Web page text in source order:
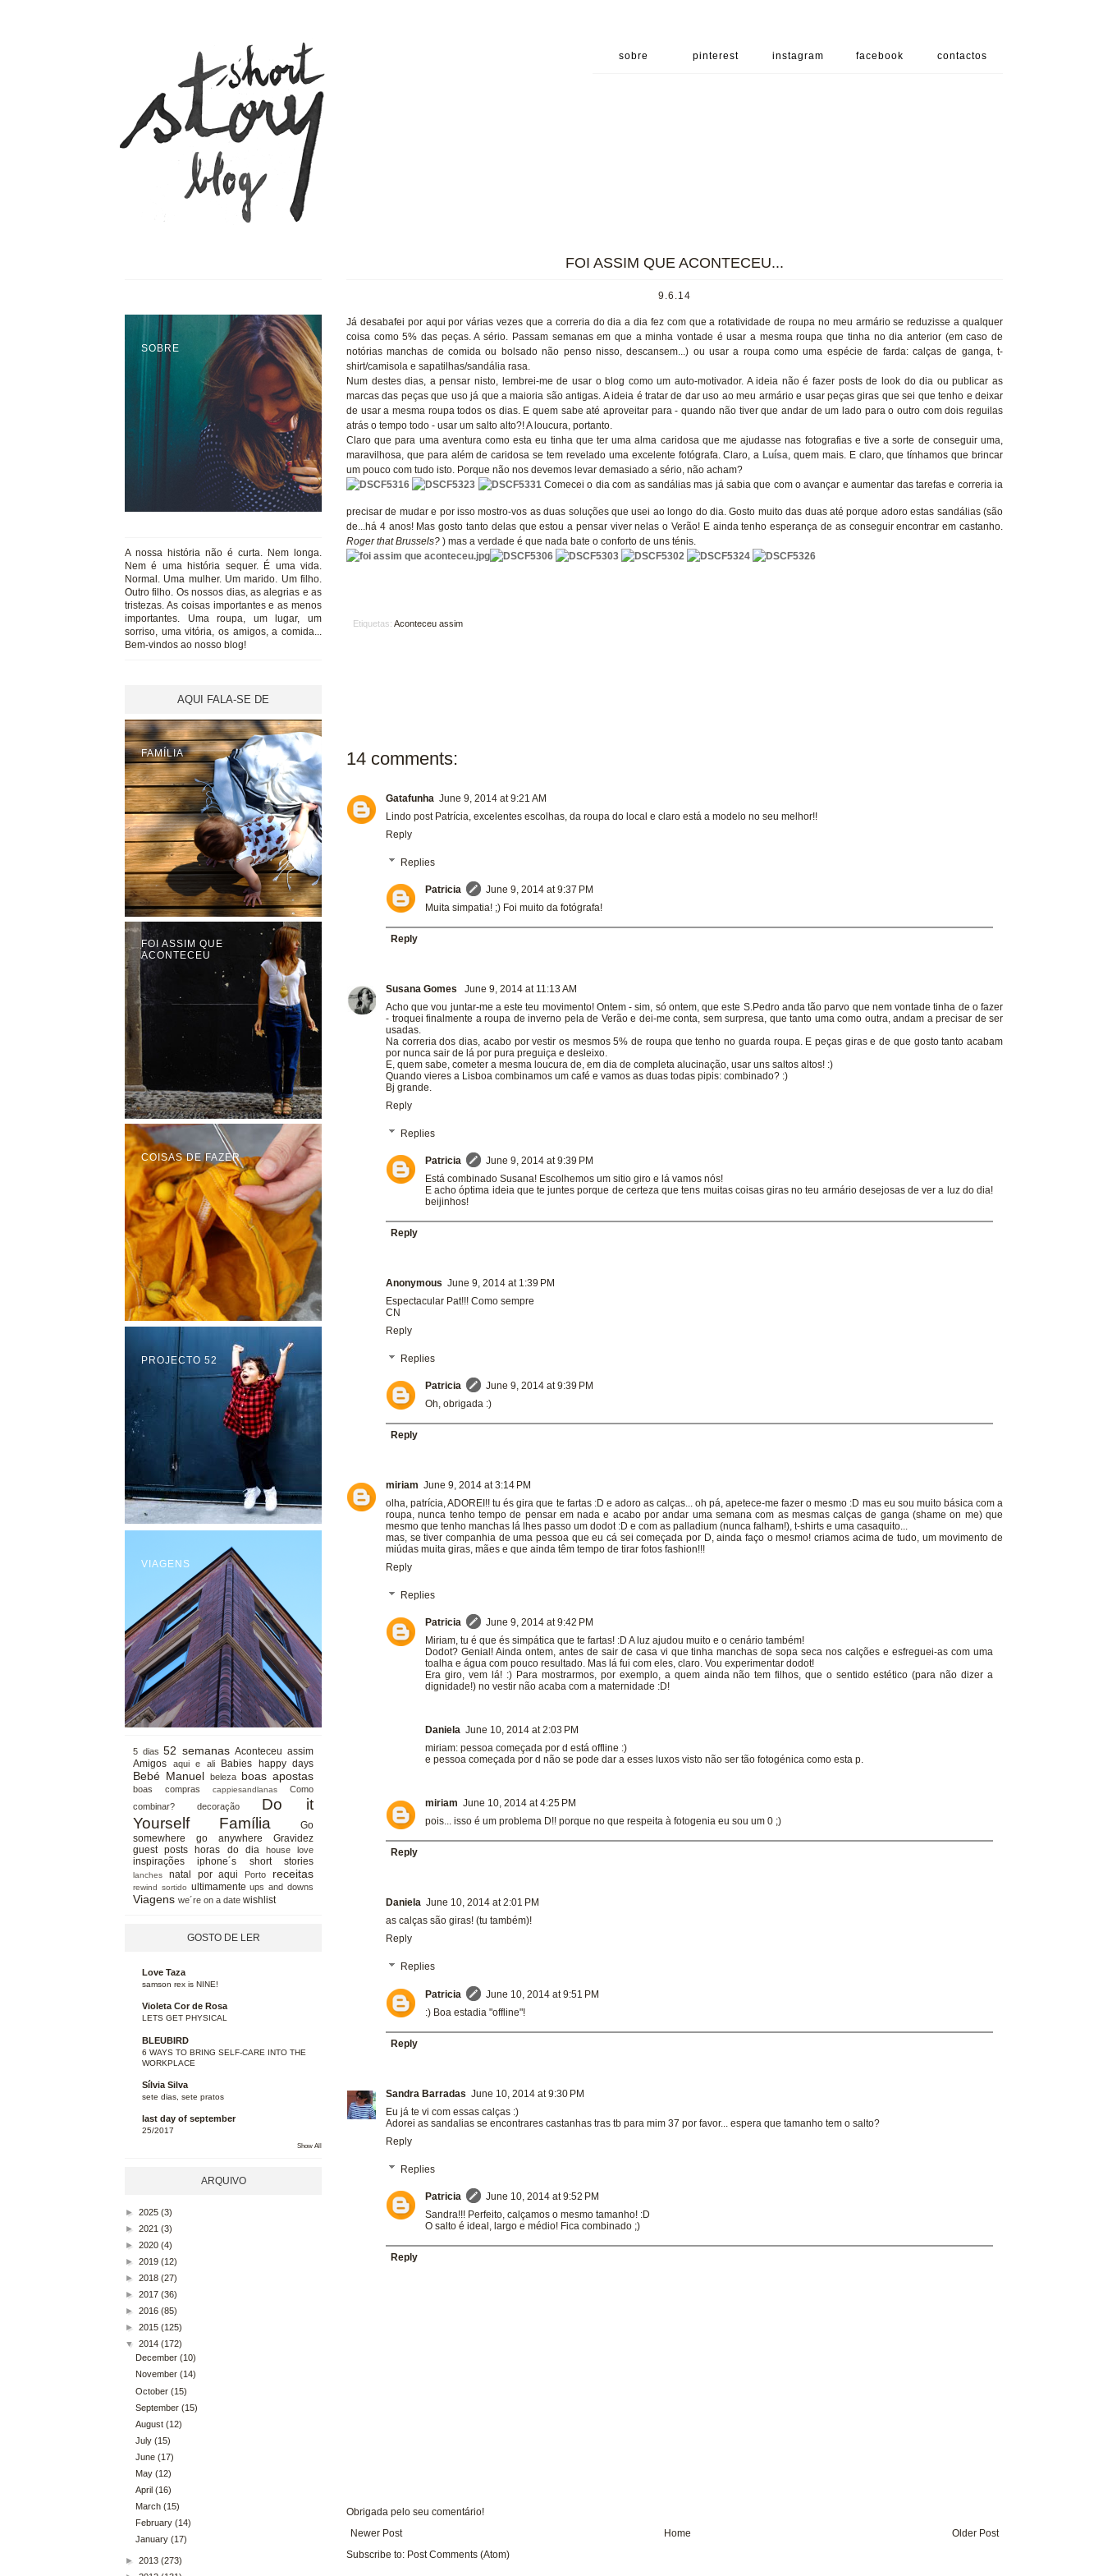
contactos
facebook
instagram
pinterest
sobre
FOI ASSIM QUE ACONTECEU...
9.6.14
Já desabafei por aqui por várias vezes que a correria do dia a dia fez com que a rotatividade de roupa no meu armário se reduzisse a qualquer
coisa como 5% das peças. A sério. Passam semanas em que a minha vontade é usar a mesma roupa que tinha no dia anterior (em caso de
notórias manchas de comida ou bolsado não penso nisso, descansem...) ou usar a roupa como uma espécie de farda: calças de ganga, t-
shirt/camisola e sapatilhas/sandália rasa.
Num destes dias, a pensar nisto, lembrei-me de usar o blog como um auto-motivador. A ideia não é fazer posts de look do dia ou publicar as
marcas das peças que uso já que a maioria são antigas. A ideia é tratar de dar uso ao meu armário e usar peças giras que sei que tenho e deixar
de usar a mesma roupa todos os dias. E quem sabe até aproveitar para - quando não tiver que andar de um lado para o outro com dois reguilas
atrás o tempo todo - usar um salto alto?! A loucura, portanto.
Claro que para uma aventura como esta eu tinha que ter uma alma caridosa que me ajudasse nas fotografias e tive a sorte de conseguir uma,
maravilhosa, que para além de caridosa se tem revelado uma excelente fotógrafa. Claro, aLuísa , quem mais. E claro, que tínhamos que brincar
um pouco com tudo isto. Porque não nos devemos levar demasiado a sério, não acham?
Comecei o dia com as sandálias mas já sabia que com o avançar e aumentar das tarefas e correria ia
precisar de mudar e por isso mostro-vos as duas soluções que usei ao longo do dia. Gosto muito das duas até porque adoro estas sandálias (são
de...há 4 anos! Mas gosto tanto delas que estou a pensar viver nelas o Verão! E ainda tenho esperança de as conseguir encontrar em castanho.
Roger that Brussels? ) mas a verdade é que nada bate o conforto de uns ténis.
Etiquetas: Aconteceu assim
14 comments:
Gatafunha June 9, 2014 at 9:21 AM
Lindo post Patrícia, excelentes escolhas, da roupa do local e claro está a modelo no seu melhor!!
Reply
Replies
Patricia
June 9, 2014 at 9:37 PM
Muita simpatia! ;) Foi muito da fotógrafa!
Reply
Susana Gomes
June 9, 2014 at 11:13 AM
Acho que vou juntar-me a este teu movimento! Ontem - sim, só ontem, que este S.Pedro anda tão parvo que nem vontade tinha de o fazer
- troquei finalmente a roupa de inverno pela de Verão e dei-me conta, sem surpresa, que tanto uma como outra, andam a precisar de ser
usadas.
Na correria dos dias, acabo por vestir os mesmos 5% de roupa que tenho no guarda roupa. E peças giras e de que gosto tanto acabam
por nunca sair de lá por pura preguiça e desleixo.
E, quem sabe, cometer a mesma loucura de, em dia de completa alucinação, usar uns saltos altos! :)
Quando vieres a Lisboa combinamos um café e vamos as duas todas pipis: combinado? :)
Bj grande.
Reply
Replies
Patricia
June 9, 2014 at 9:39 PM
Está combinado Susana! Escolhemos um sitio giro e lá vamos nós!
E acho óptima ideia que te juntes porque de certeza que tens muitas coisas giras no teu armário desejosas de ver a luz do dia!
beijinhos!
Reply
Anonymous June 9, 2014 at 1:39 PM
Espectacular Pat!!! Como sempre
CN
Reply
Replies
Patricia
June 9, 2014 at 9:39 PM
Oh, obrigada :)
Reply
miriam June 9, 2014 at 3:14 PM
olha, patrícia, ADOREI!! tu és gira que te fartas :D e adoro as calças... oh pá, apetece-me fazer o mesmo :D mas eu sou muito básica com a
roupa, nunca tenho tempo de pensar em nada e acabo por andar uma semana com as mesmas calças de ganga (shame on me) que
mesmo que tenho manchas lá lhes passo um dodot :D e com as palladium (nunca falham!), t-shirts e uma casaquito...
mas, se tiver companhia de uma pessoa que eu cá sei começada por D, ainda faço o mesmo! criamos acima de tudo, um movimento de
miúdas muita giras, mães e que ainda têm tempo de tirar fotos fashion!!!
Reply
Replies
Patricia
June 9, 2014 at 9:42 PM
Miriam, tu é que és simpática que te fartas! :D A luz ajudou muito e o cenário também!
Dodot? Genial! Ainda ontem, antes de sair de casa vi que tinha manchas de sopa seca nos calções e esfreguei-as com uma
toalha e água com pouco resultado. Mas lá fui com eles, claro. Vou experimentar dodot!
Era giro, vem lá! :) Para mostrarmos, por exemplo, a quem ainda não tem filhos, que o sentido estético (para não dizer a
dignidade!) no vestir não acaba com a maternidade :D!
Daniela June 10, 2014 at 2:03 PM
miriam: pessoa começada por d está offline :)
e pessoa começada por d não se pode dar a esses luxos visto não ser tão fotogénica como esta p.
miriam June 10, 2014 at 4:25 PM
pois... isso é um problema D!! porque no que respeita à fotogenia eu sou um 0 ;)
Reply
Daniela June 10, 2014 at 2:01 PM
as calças são giras! (tu também)!
Reply
Replies
Patricia
June 10, 2014 at 9:51 PM
:) Boa estadia "offline"!
Reply
Sandra Barradas June 10, 2014 at 9:30 PM
Eu já te vi com essas calças :)
Adorei as sandalias se encontrares castanhas tras tb para mim 37 por favor... espera que tamanho tem o salto?
Reply
Replies
Patricia
June 10, 2014 at 9:52 PM
Sandra!!! Perfeito, calçamos o mesmo tamanho! :D
O salto é ideal, largo e médio! Fica combinado ;)
Reply
Obrigada pelo seu comentário!
Newer Post
Older Post
Home
Subscribe to: Post Comments (Atom)
SOBRE
A nossa história não é curta. Nem longa.
Nem é uma história sequer. É uma vida.
Normal. Uma mulher. Um marido. Um filho.
Outro filho. Os nossos dias, as alegrias e as
tristezas. As coisas importantes e as menos
importantes. Uma roupa, um lugar, um
sorriso, uma vitória, os amigos, a comida...
Bem-vindos ao nosso blog!
AQUI FALA-SE DE
FAMÍLIA
FOI ASSIM QUE
ACONTECEU
COISAS DE FAZER
PROJECTO 52
VIAGENS
5 dias 52 semanas Aconteceu assim
Amigos
aqui e ali Babies happy days
Bebé Manuel beleza boas apostas
boas compras cappiesandlanas
Como
combinar?
decoração
Do it
Yourself
Família
Go
somewhere go anywhere
Gravidez
guest posts
horas do dia house love
inspirações iphone´s short stories
lanches natal por aqui Porto receitas
rewind sortido ultimamente ups and downs
Viagens we´re on a date wishlist
GOSTO DE LER
Love Taza
samson rex is NINE!
Violeta Cor de Rosa
LETS GET PHYSICAL
BLEUBIRD
6 WAYS TO BRING SELF-CARE INTO THE
WORKPLACE
Sílvia Silva
sete dias, sete pratos
last day of september
25/2017
Show All
ARQUIVO
► 2025 (3)
► 2021 (3)
► 2020 (4)
► 2019 (12)
► 2018 (27)
► 2017 (36)
► 2016 (85)
► 2015 (125)
▼ 2014 (172)
December (10)
November (14)
October (15)
September (15)
August (12)
July (15)
June (17)
May (12)
April (16)
March (15)
February (14)
January (17)
► 2013 (273)